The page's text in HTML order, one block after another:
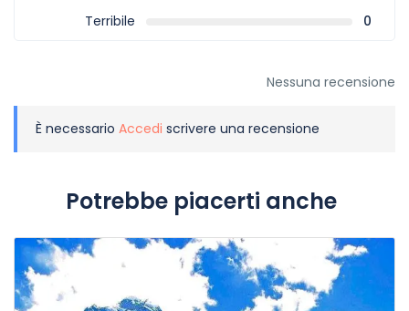
Terribile
0
Nessuna recensione
È necessario Accedi scrivere una recensione
Potrebbe piacerti anche